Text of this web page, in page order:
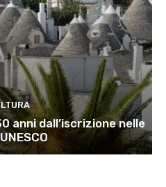
anni dall’iscrizione nelle